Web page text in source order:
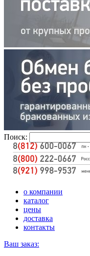
Поиск:
о компании
каталог
цены
доставка
контакты
Ваш заказ: